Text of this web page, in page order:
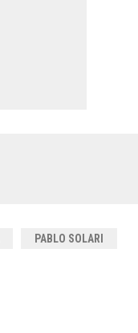
PABLO SOLARI